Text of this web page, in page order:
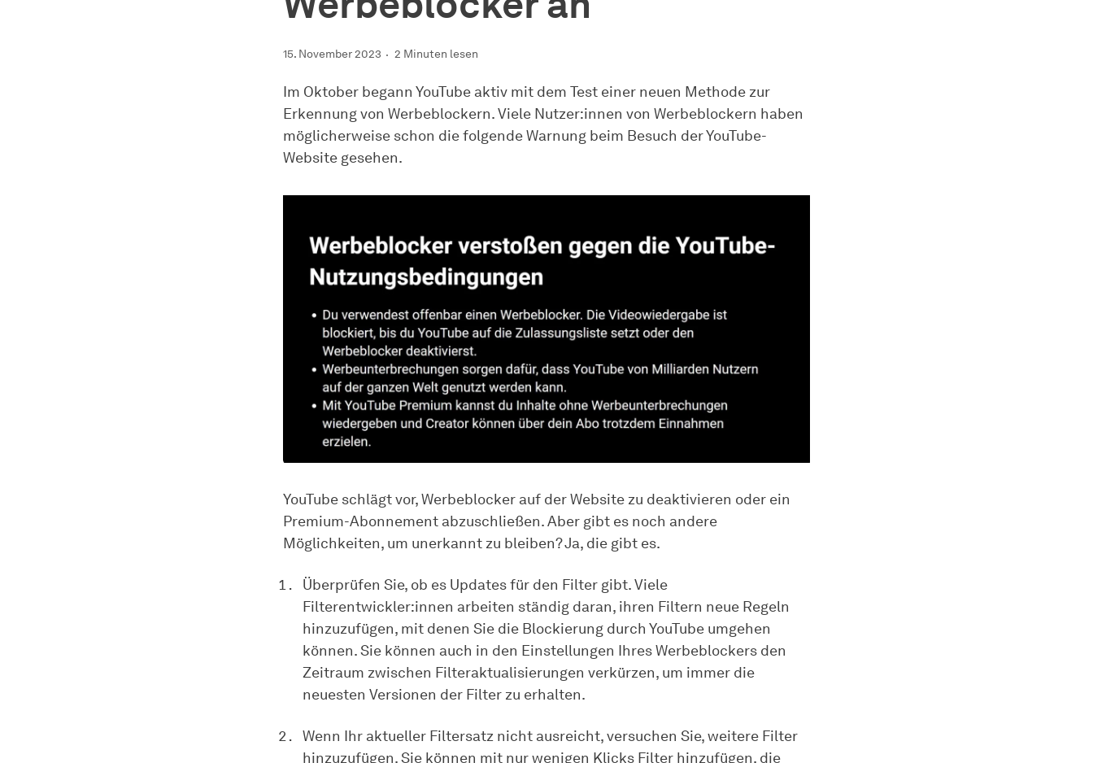
15. November 2023 2 Minuten lesen
Im Oktober begann YouTube aktiv mit dem Test einer neuen Methode zur
Erkennung von Werbeblockern. Viele Nutzer:innen von Werbeblockern haben
möglicherweise schon die folgende Warnung beim Besuch der YouTube-
Website gesehen.
YouTube schlägt vor, Werbeblocker auf der Website zu deaktivieren oder ein
Premium-Abonnement abzuschließen. Aber gibt es noch andere
Möglichkeiten, um unerkannt zu bleiben? Ja, die gibt es.
Überprüfen Sie, ob es Updates für den Filter gibt. Viele
Filterentwickler:innen arbeiten ständig daran, ihren Filtern neue Regeln
hinzuzufügen, mit denen Sie die Blockierung durch YouTube umgehen
können. Sie können auch in den Einstellungen Ihres Werbeblockers den
Zeitraum zwischen Filteraktualisierungen verkürzen, um immer die
neuesten Versionen der Filter zu erhalten.
Wenn Ihr aktueller Filtersatz nicht ausreicht, versuchen Sie, weitere Filter
hinzuzufügen. Sie können mit nur wenigen Klicks Filter hinzufügen, die